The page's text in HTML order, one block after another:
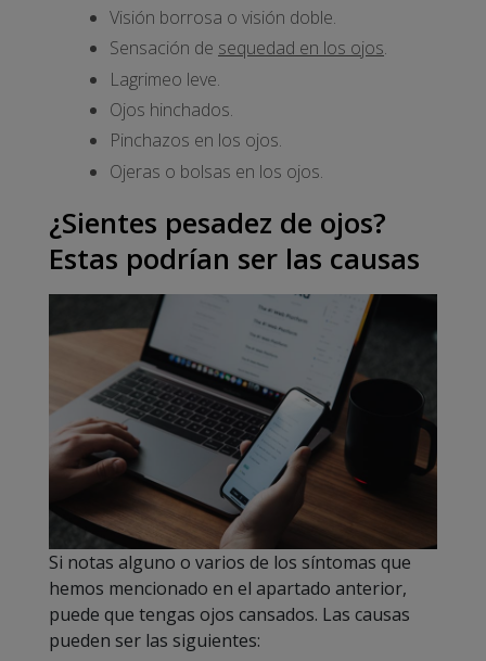
Visión borrosa o visión doble.
Sensación de sequedad en los ojos.
Lagrimeo leve.
Ojos hinchados.
Pinchazos en los ojos.
Ojeras o bolsas en los ojos.
¿Sientes pesadez de ojos?
Estas podrían ser las causas
Si notas alguno o varios de los síntomas que
hemos mencionado en el apartado anterior,
puede que tengas ojos cansados. Las causas
pueden ser las siguientes: